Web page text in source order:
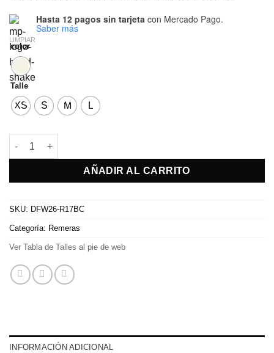
Hasta 12 pagos sin tarjeta con Mercado Pago.
Saber más
color
Talle
XS S M L
LIMPIAR
Remera Star cantidad
AÑADIR AL CARRITO
SKU: DFW26-R17BC
Categoría: Remeras
Ver Tabla de Talles al pie de web
INFORMACIÓN ADICIONAL